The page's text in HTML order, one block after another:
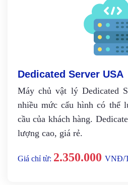
Dedicated Server USA
Máy chủ vật lý Dedicated
nhiều mức cấu hình có thể
cầu của khách hàng.
lượng cao, giá rẻ.
Giá chỉ từ: 2.350.000 VNĐ/